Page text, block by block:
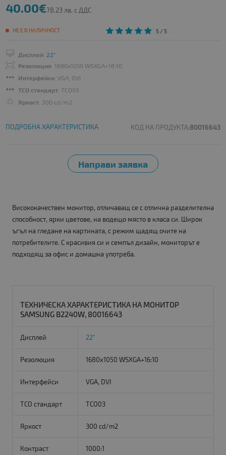
40.00€78.23 лв. с ДДС
НЕ Е В НАЛИЧНОСТ 5 / 5
Дисплей: 22"
Резолюция: 1680x1050 WSXGA+16:10
Интерфейси: VGA, DVI
TCO стандарт: TCO03
Яркост: 300 cd/m2
ПОДРОБНА ХАРАКТЕРИСТИКА КОД НА ПРОДУКТА:80016643
Висококачествен монитор, отличаващ се с отлична разделителна
способност, ярки цветове, на водещо място в класа си. Широк
ъгъл на гледане на картината, с режим щадящ очите на
потребителите. С красивия си и семпъл дизайн, мониторът е
подходящ за офис и домашна употреба.
ТЕХНИЧЕСКА ХАРАКТЕРИСТИКА НА МОНИТОР
SAMSUNG B2240W, 80016643
Дисплей 22"
Резолюция 1680x1050 WSXGA+16:10
Интерфейси VGA, DVI
TCO стандарт TCO03
Яркост 300 cd/m2
Контраст 1000:1